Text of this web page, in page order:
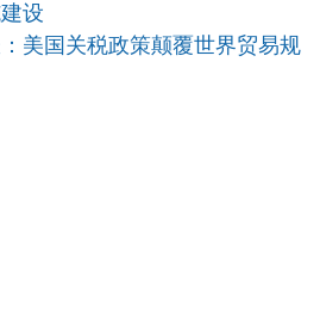
设
美国关税政策颠覆世界贸易规